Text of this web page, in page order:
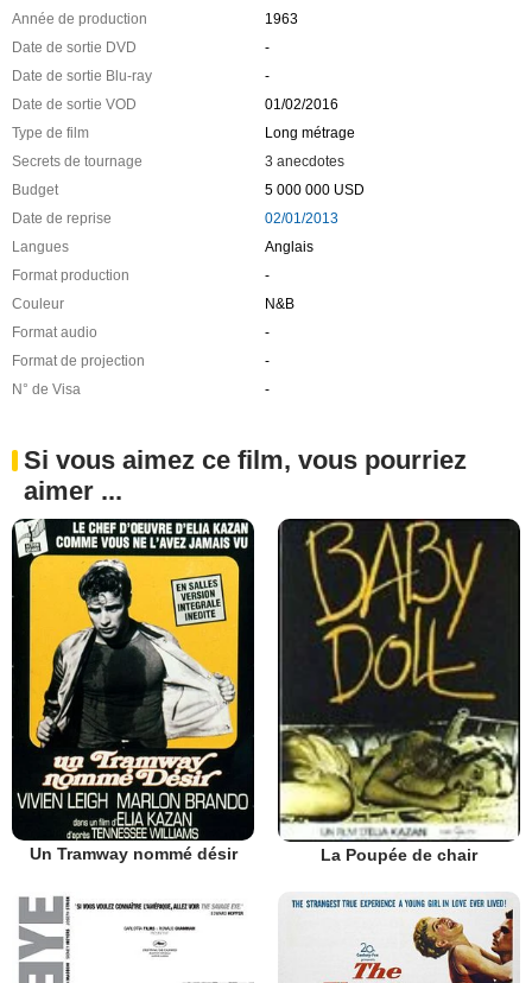
Année de production
1963
Date de sortie DVD
-
Date de sortie Blu-ray
-
Date de sortie VOD
01/02/2016
Type de film
Long métrage
Secrets de tournage
3 anecdotes
Budget
5 000 000 USD
Date de reprise
02/01/2013
Langues
Anglais
Format production
-
Couleur
N&B
Format audio
-
Format de projection
-
N° de Visa
-
Si vous aimez ce film, vous pourriez
aimer ...
Un Tramway nommé désir La Poupée de chair